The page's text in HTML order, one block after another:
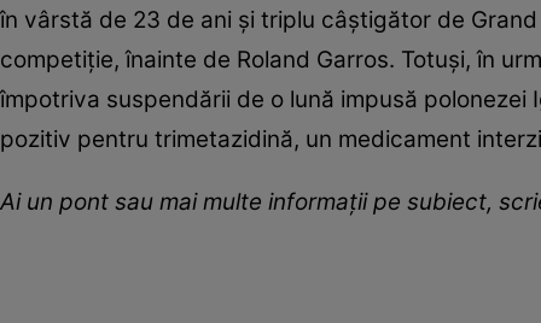
în vârstă de 23 de ani şi triplu câştigător de
competiţie, înainte de Roland Garros. Totuși, în
împotriva suspendării de o lună impusă
pozitiv pentru trimetazidină, un medicament
Ai un pont sau mai multe informații pe subiect,